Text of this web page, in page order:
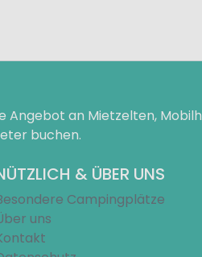
Angebot an Mietzelten,
buchen.
& ÜBER UNS
Campingplätze
uns